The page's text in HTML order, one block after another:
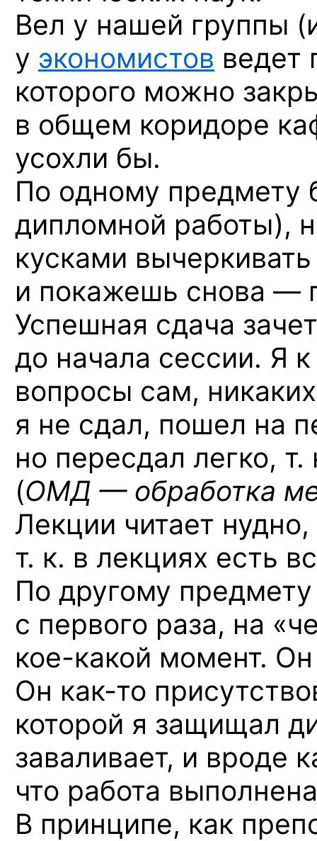
Вел у нашей группы
у экономистов ведет
которого можно
в общем коридоре
усохли бы.
По одному предмету
дипломной работы),
кусками
и покажешь снова —
Успешная сдача
до начала сессии. Я
вопросы сам,
я не сдал, пошел на
но пересдал легко,
(ОМД — обработка
Лекции читает
т. к. в лекциях есть
По другому
с первого раза, на
кое-какой момент. Он
Он как-то
которой я защищал
заваливает, и вроде
что работа
В принципе, как